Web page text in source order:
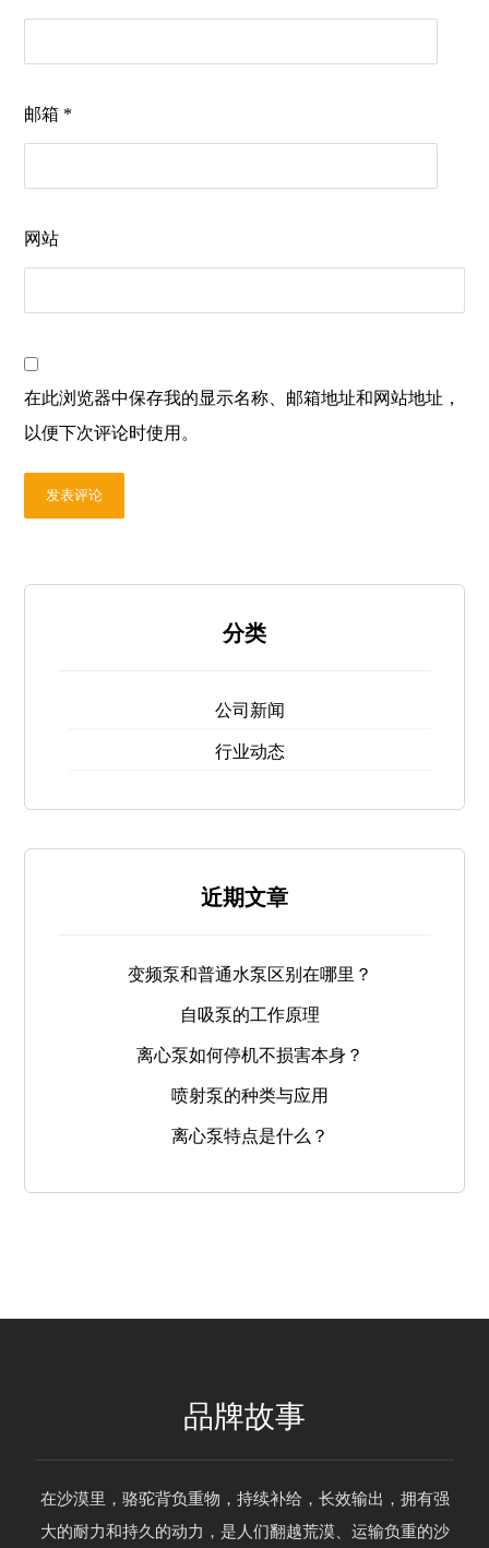
邮箱 *
网站
在此浏览器中保存我的显示名称、邮箱地址和网站地址，
以便下次评论时使用。
发表评论
分类
公司新闻
行业动态
近期文章
变频泵和普通水泵区别在哪里？
自吸泵的工作原理
离心泵如何停机不损害本身？
喷射泵的种类与应用
离心泵特点是什么？
品牌故事
在沙漠里，骆驼背负重物，持续补给，长效输出，拥有强
大的耐力和持久的动力，是人们翻越荒漠、运输负重的沙